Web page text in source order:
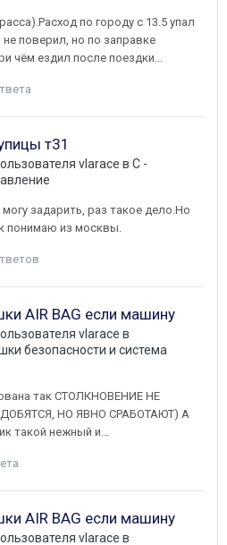
по городу с 13.5 упал
не поверил, но по заправке
чём ездил после поездки...
т31
vlarace в C -
задарить, раз такое дело.Но
понимаю из москвы.
AIR BAG если машину
vlarace в
безопасности и система
так СТОЛКНОВЕНИЕ НЕ
НО ЯВНО СРАБОТАЮТ) А
такой нежный и...
AIR BAG если машину
vlarace в